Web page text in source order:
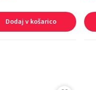
Dodaj v košarico